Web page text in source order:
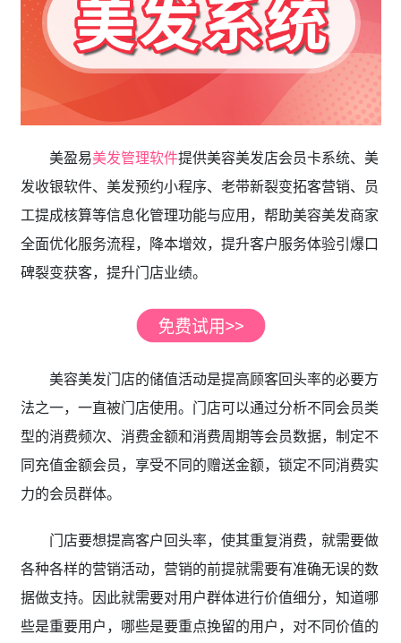
美盈易美发管理软件提供美容美发店会员卡系统、美
发收银软件、美发预约小程序、老带新裂变拓客营销、员
工提成核算等信息化管理功能与应用，帮助美容美发商家
全面优化服务流程，降本增效，提升客户服务体验引爆口
碑裂变获客，提升门店业绩。
美容美发门店的储值活动是提高顾客回头率的必要方
法之一，一直被门店使用。门店可以通过分析不同会员类
型的消费频次、消费金额和消费周期等会员数据，制定不
同充值金额会员，享受不同的赠送金额，锁定不同消费实
力的会员群体。
门店要想提高客户回头率，使其重复消费，就需要做
各种各样的营销活动，营销的前提就需要有准确无误的数
据做支持。因此就需要对用户群体进行价值细分，知道哪
些是重要用户，哪些是要重点挽留的用户，对不同价值的